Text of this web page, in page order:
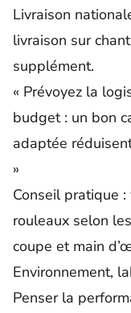
Livraison
livraison sur
supplément.
« Prévoyez la
budget : un bon
adaptée
»
Conseil pratique :
rouleaux selon
coupe et main
Environnement,
Penser la